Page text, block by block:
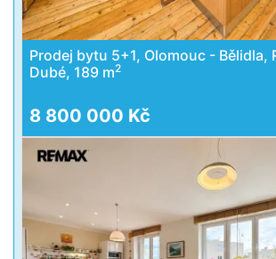
Prodej bytu 5+1, Olomouc - Bělidla,
Dubé, 189 m2
8 800 000 Kč